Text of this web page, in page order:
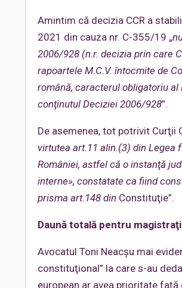
Amintim că decizia CCR a
2021 din cauza nr. C-355/19 „
2006/928 (n.r. decizia prin care
rapoartele M.C.V. întocmite de
română, caracterul obligatoriu
conţinutul Deciziei 2006/928”.
De asemenea, tot potrivit Curţii
virtutea art.11 alin.(3) din Legea
României, astfel că o instanţă
interne», constatate ca fiind
prisma art.148 din Constituţie”.
Daună totală pentru
Avocatul Toni Neacşu mai
constituţional” la care s-au
european ar avea prioritate faţă